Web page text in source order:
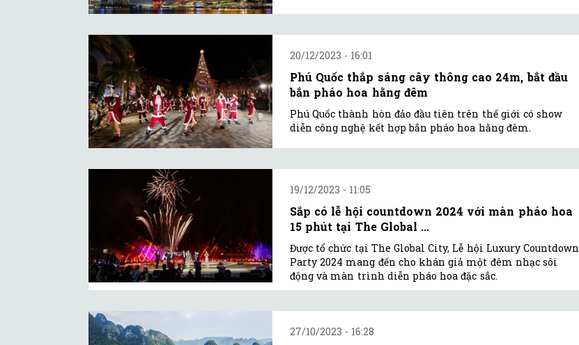
20/12/2023 - 16:01
Phú Quốc thắp sáng cây thông cao 24m, bắt đầu
bắn pháo hoa hằng đêm
Phú Quốc thành hòn đảo đầu tiên trên thế giới có show
diễn công nghệ kết hợp bắn pháo hoa hằng đêm.
19/12/2023 - 11:05
Sắp có lễ hội countdown 2024 với màn pháo hoa
15 phút tại The Global ...
Được tổ chức tại The Global City, Lễ hội Luxury Countdown
Party 2024 mang đến cho khán giả một đêm nhạc sôi
động và màn trình diễn pháo hoa đặc sắc.
27/10/2023 - 16:28